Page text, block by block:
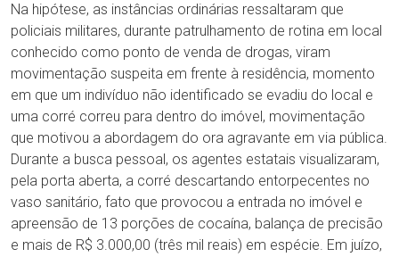
Na hipótese, as instâncias ordinárias ressaltaram que
policiais militares, durante patrulhamento de rotina em local
conhecido como ponto de venda de drogas, viram
movimentação suspeita em frente à residência, momento
em que um indivíduo não identificado se evadiu do local e
uma corré correu para dentro do imóvel, movimentação
que motivou a abordagem do ora agravante em via pública.
Durante a busca pessoal, os agentes estatais visualizaram,
pela porta aberta, a corré descartando entorpecentes no
vaso sanitário, fato que provocou a entrada no imóvel e
apreensão de 13 porções de cocaína, balança de precisão
e mais de R$ 3.000,00 (três mil reais) em espécie. Em juízo,